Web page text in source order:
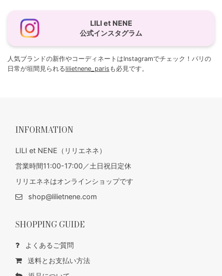
LILI et NENE
公式インスタグラム
人気ブランドの新作やコーディネートはInstagramでチェック！パリの
日常が垣間見られるlilietnene_paris も必見です。
INFORMATION
LILI et NENE（リリエネネ）
営業時間11:00-17:00／土日祝日定休
リリエネネはオンラインショップです
shop@lilietnene.com
SHOPPING GUIDE
よくあるご質問
送料とお支払い方法